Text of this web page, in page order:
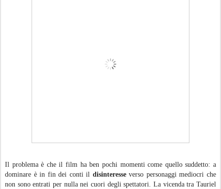
Il problema è che il film ha ben pochi momenti come quello suddetto: a
dominare è in fin dei conti il disinteresseverso personaggi mediocri che
non sono entrati per nulla nei cuori degli spettatori. La vicenda tra Tauriel